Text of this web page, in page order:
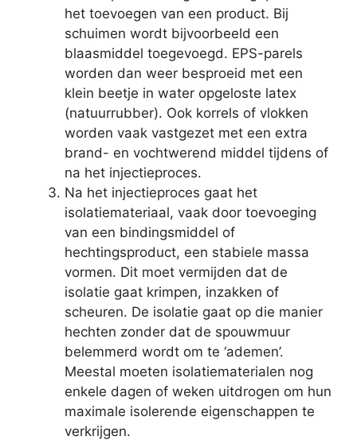
het toevoegen van een product. Bij
schuimen wordt bijvoorbeeld een
blaasmiddel toegevoegd. EPS-parels
worden dan weer besproeid met een
klein beetje in water opgeloste latex
(natuurrubber). Ook korrels of vlokken
worden vaak vastgezet met een extra
brand- en vochtwerend middel tijdens of
na het injectieproces.
Na het injectieproces gaat het
isolatiemateriaal, vaak door toevoeging
van een bindingsmiddel of
hechtingsproduct, een stabiele massa
vormen. Dit moet vermijden dat de
isolatie gaat krimpen, inzakken of
scheuren. De isolatie gaat op die manier
hechten zonder dat de spouwmuur
belemmerd wordt om te ‘ademen’.
Meestal moeten isolatiematerialen nog
enkele dagen of weken uitdrogen om hun
maximale isolerende eigenschappen te
verkrijgen.